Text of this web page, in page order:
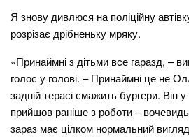
Я знову дивлюся на поліційну
розрізає дрібненьку мряку.
«Принаймні з дітьми все гаразд, –
голос у голові. – Принаймні це не
задній терасі смажить бургери. Він
прийшов раніше з роботи –
зараз має цілком нормальний